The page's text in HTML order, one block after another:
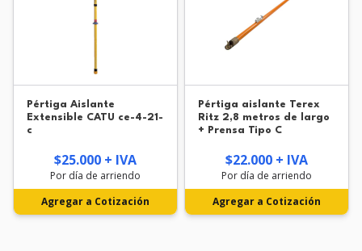
Pértiga Aislante
Extensible CATU ce-4-21-
c
$25.000 + IVA
Por día de arriendo
Agregar a Cotización
Pértiga aislante Terex
Ritz 2,8 metros de largo
+ Prensa Tipo C
$22.000 + IVA
Por día de arriendo
Agregar a Cotización